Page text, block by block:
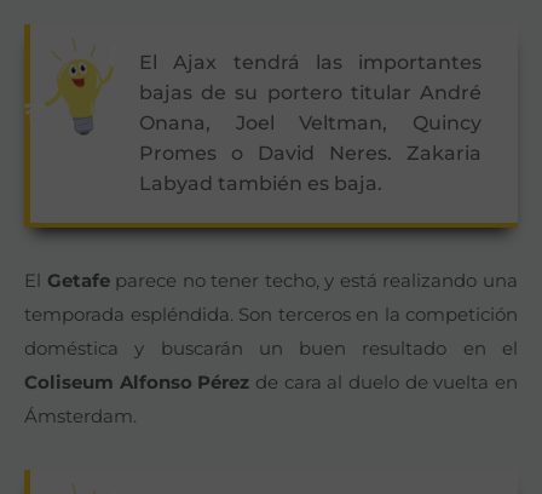
El Ajax tendrá las importantes
bajas de su portero titular André
Onana, Joel Veltman, Quincy
Promes o David Neres. Zakaria
Labyad también es baja.
El Getafeparece no tener techo, y está realizando una
temporada espléndida. Son terceros en la competición
doméstica y buscarán un buen resultado en el
Coliseum Alfonso Pérez de cara al duelo de vuelta en
Ámsterdam.